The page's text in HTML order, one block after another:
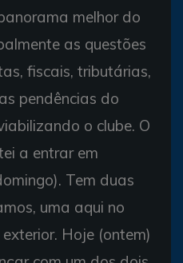
melhor do
as questões
fiscais, tributárias,
pendências do
o clube. O
a entrar em
Tem duas
uma aqui no
Hoje (ontem)